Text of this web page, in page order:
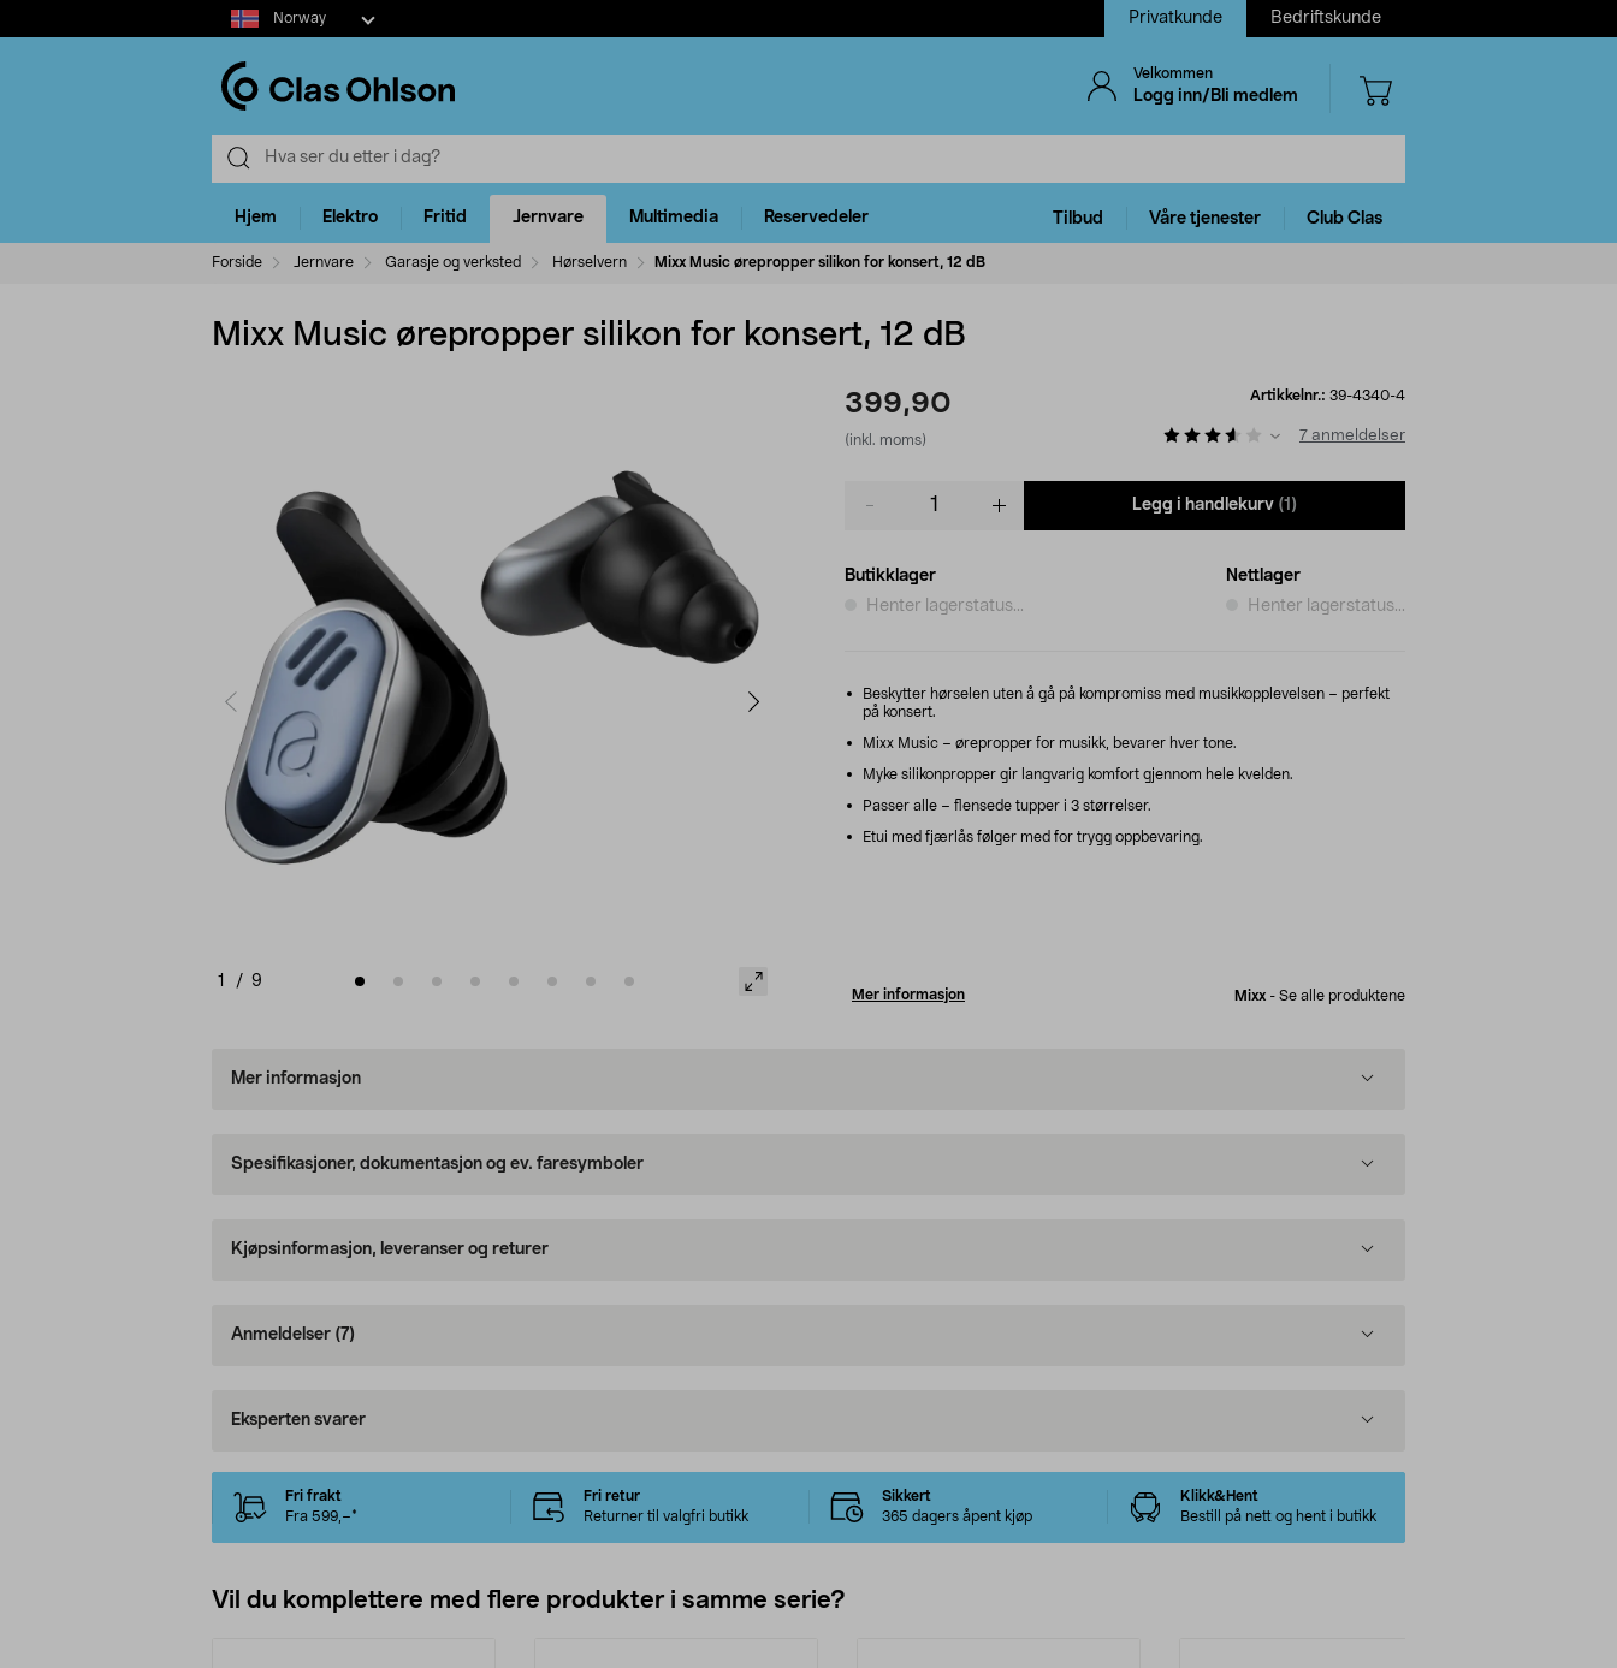
Select
market
Norway Privatkunde Bedriftskunde
Velkommen
Logg inn/Bli medlem
Hjem Elektro Fritid Jernvare Multimedia Reservedeler Tilbud Våre tjenester Club Clas
Forside Jernvare Garasje og verksted Hørselvern Mixx Music ørepropper silikon for konsert, 12 dB
Mixx Music ørepropper silikon for konsert, 12 dB
1 / 9
399,90
(inkl. moms)
Artikkelnr.: 39-4340-4
7 anmeldelser
Legg i handlekurv (1)
Butikklager
Henter lagerstatus...
Nettlager
Henter lagerstatus...
Beskytter hørselen uten å gå på kompromiss med musikkopplevelsen – perfekt
på konsert.
Mixx Music – ørepropper for musikk, bevarer hver tone.
Myke silikonpropper gir langvarig komfort gjennom hele kvelden.
Passer alle – flensede tupper i 3 størrelser.
Etui med fjærlås følger med for trygg oppbevaring.
Mer informasjon Mixx - Se alle produktene
Mer informasjon
Spesifikasjoner, dokumentasjon og ev. faresymboler
Kjøpsinformasjon, leveranser og returer
Anmeldelser (7)
Eksperten svarer
Fri frakt
Fra 599,–*
Fri retur
Returner til valgfri butikk
Sikkert
365 dagers åpent kjøp
Klikk&Hent
Bestill på nett og hent i butikk
Vil du komplettere med flere produkter i samme serie?